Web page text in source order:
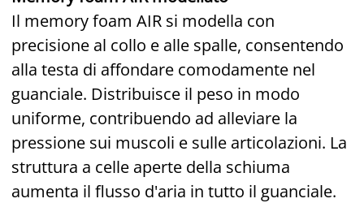
Il memory foam AIR si modella con
precisione al collo e alle spalle, consentendo
alla testa di affondare comodamente nel
guanciale. Distribuisce il peso in modo
uniforme, contribuendo ad alleviare la
pressione sui muscoli e sulle articolazioni. La
struttura a celle aperte della schiuma
aumenta il flusso d'aria in tutto il guanciale.